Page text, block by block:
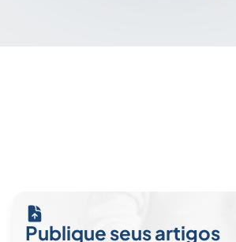
Publique seus artigos